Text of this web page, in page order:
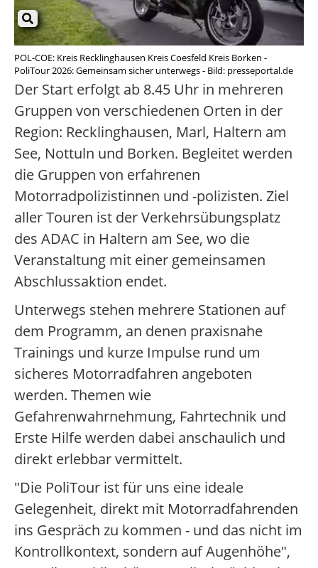
POL-COE: Kreis Recklinghausen Kreis Coesfeld Kreis Borken -
PoliTour 2026: Gemeinsam sicher unterwegs - Bild: presseportal.de
Der Start erfolgt ab 8.45 Uhr in mehreren
Gruppen von verschiedenen Orten in der
Region: Recklinghausen, Marl, Haltern am
See, Nottuln und Borken. Begleitet werden
die Gruppen von erfahrenen
Motorradpolizistinnen und -polizisten. Ziel
aller Touren ist der Verkehrsübungsplatz
des ADAC in Haltern am See, wo die
Veranstaltung mit einer gemeinsamen
Abschlussaktion endet.
Unterwegs stehen mehrere Stationen auf
dem Programm, an denen praxisnahe
Trainings und kurze Impulse rund um
sicheres Motorradfahren angeboten
werden. Themen wie
Gefahrenwahrnehmung, Fahrtechnik und
Erste Hilfe werden dabei anschaulich und
direkt erlebbar vermittelt.
"Die PoliTour ist für uns eine ideale
Gelegenheit, direkt mit Motorradfahrenden
ins Gespräch zu kommen - und das nicht im
Kontrollkontext, sondern auf Augenhöhe",